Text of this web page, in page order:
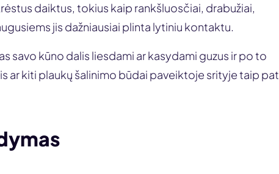
daiktus, tokius kaip rankšluosčiai, drabužiai,
jis dažniausiai plinta lytiniu kontaktu.
savo kūno dalis liesdami ar kasydami guzus ir po to
ar kiti plaukų šalinimo būdai paveiktoje srityje taip pat